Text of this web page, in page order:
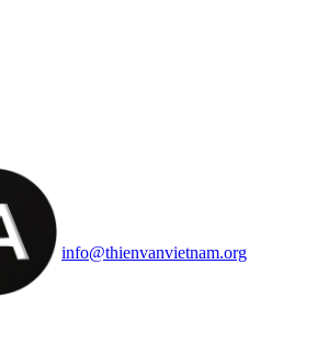
info@thienvanvietnam.org